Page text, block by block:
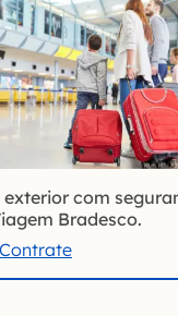
com
Bradesco.